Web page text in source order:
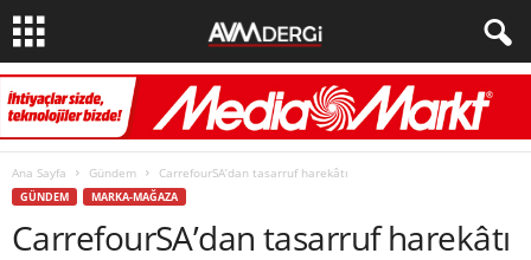
Ana Sayfa Gündem CarrefourSA’dan tasarruf harekâtı
GÜNDEM MARKA-MAĞAZA
CarrefourSA’dan tasarruf harekâtı